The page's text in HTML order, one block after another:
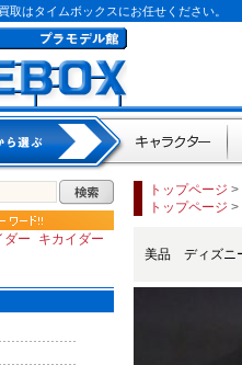
取はタイムボックスにお任せください。
キャラクター
ダー
キカイダー
トップページ >
トップページ >
美品 ディズニ